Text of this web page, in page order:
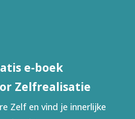
e-boek
Zelfrealisatie
Zelf en vind je innerlijke